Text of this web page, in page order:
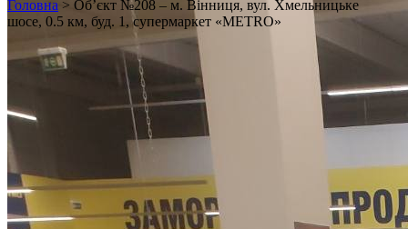
Головна > Об’єкт №208 – м. Вінниця, вул. Хмельницьке
шосе, 0.5 км, буд. 1, супермаркет «METRO»